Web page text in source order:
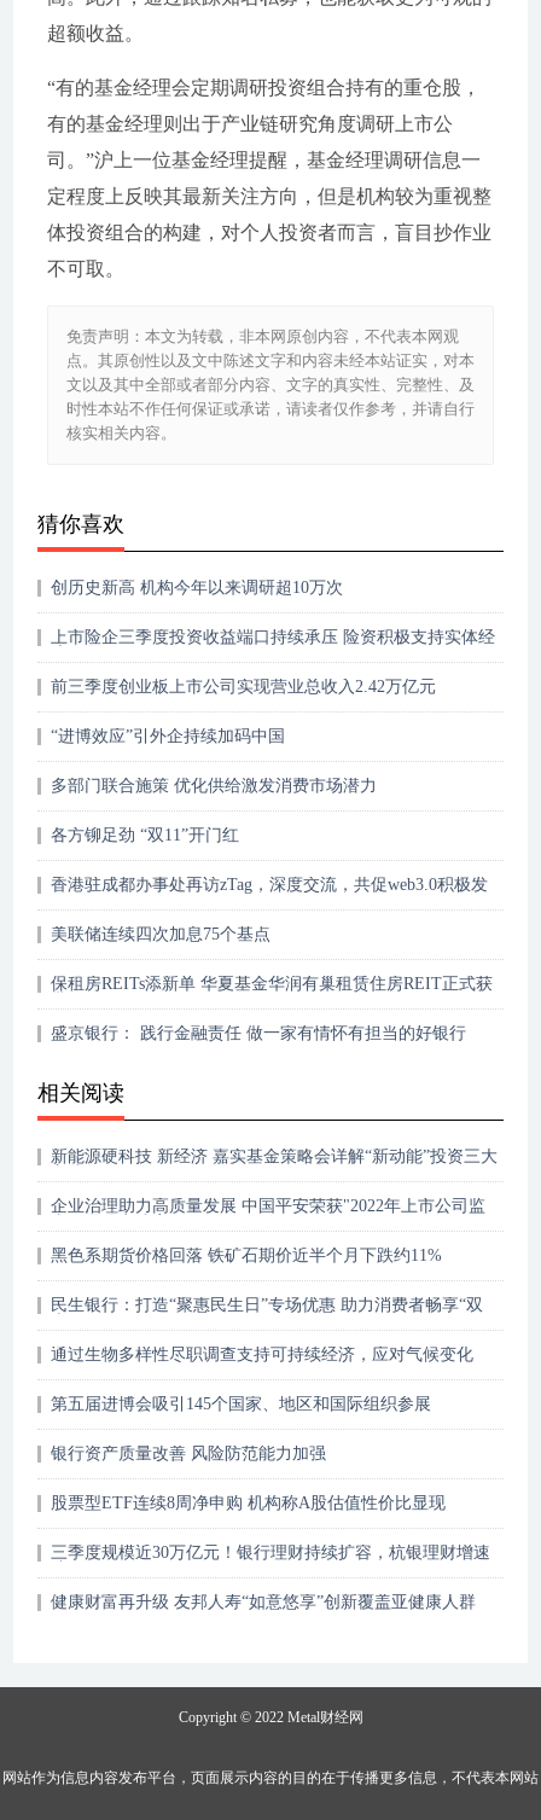
超额收益。
“有的基金经理会定期调研投资组合持有的重仓股，
有的基金经理则出于产业链研究角度调研上市公
司。”沪上一位基金经理提醒，基金经理调研信息一
定程度上反映其最新关注方向，但是机构较为重视整
体投资组合的构建，对个人投资者而言，盲目抄作业
不可取。
免责声明：本文为转载，非本网原创内容，不代表本网观
点。其原创性以及文中陈述文字和内容未经本站证实，对本
文以及其中全部或者部分内容、文字的真实性、完整性、及
时性本站不作任何保证或承诺，请读者仅作参考，并请自行
核实相关内容。
猜你喜欢
创历史新高 机构今年以来调研超10万次
上市险企三季度投资收益端口持续承压 险资积极支持实体经
前三季度创业板上市公司实现营业总收入2.42万亿元
“进博效应”引外企持续加码中国
多部门联合施策 优化供给激发消费市场潜力
各方铆足劲 “双11”开门红
香港驻成都办事处再访zTag，深度交流，共促web3.0积极发
美联储连续四次加息75个基点
保租房REITs添新单 华夏基金华润有巢租赁住房REIT正式获
盛京银行： 践行金融责任 做一家有情怀有担当的好银行
相关阅读
新能源硬科技 新经济 嘉实基金策略会详解“新动能”投资三大
企业治理助力高质量发展 中国平安荣获"2022年上市公司监
黑色系期货价格回落 铁矿石期价近半个月下跌约11%
民生银行：打造“聚惠民生日”专场优惠 助力消费者畅享“双
通过生物多样性尽职调查支持可持续经济，应对气候变化
第五届进博会吸引145个国家、地区和国际组织参展
银行资产质量改善 风险防范能力加强
股票型ETF连续8周净申购 机构称A股估值性价比显现
三季度规模近30万亿元！银行理财持续扩容，杭银理财增速
健康财富再升级 友邦人寿“如意悠享”创新覆盖亚健康人群
Copyright © 2022 Metal财经网
网站作为信息内容发布平台，页面展示内容的目的在于传播更多信息，不代表本网站